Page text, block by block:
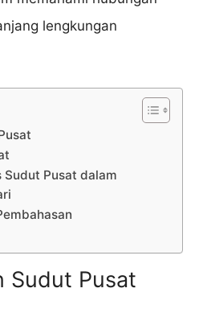
lengkungan
Sudut Pusat dalam
Sudut Pusat